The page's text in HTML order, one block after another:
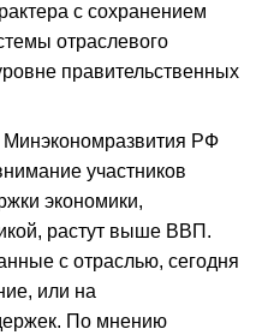
с сохранением
отраслевого
правительственных
Минэкономразвития РФ
участников
экономики,
растут выше ВВП.
с отраслью, сегодня
или на
По мнению